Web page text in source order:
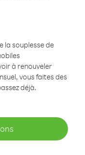
la souplesse de
à renouveler
vous faites des
déjà.